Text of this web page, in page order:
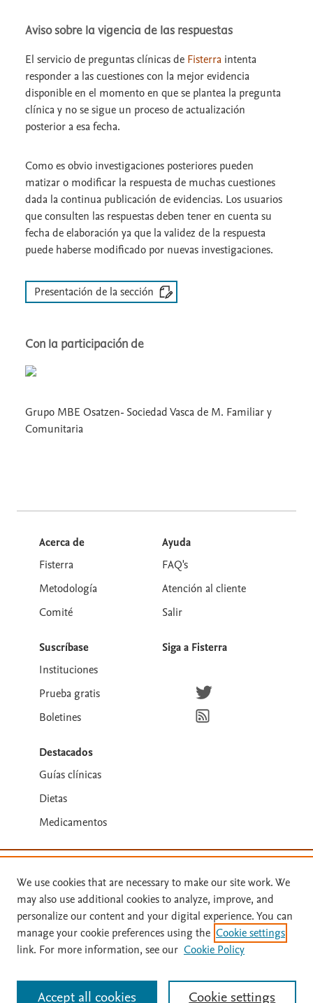
Aviso sobre la vigencia de las respuestas
El servicio de preguntas clínicas de Fisterra intenta
responder a las cuestiones con la mejor evidencia
disponible en el momento en que se plantea la pregunta
clínica y no se sigue un proceso de actualización
posterior a esa fecha.
Como es obvio investigaciones posteriores pueden
matizar o modificar la respuesta de muchas cuestiones
dada la continua publicación de evidencias. Los usuarios
que consulten las respuestas deben tener en cuenta su
fecha de elaboración ya que la validez de la respuesta
puede haberse modificado por nuevas investigaciones.
Presentación de la sección
Con la participación de
Grupo MBE Osatzen- Sociedad Vasca de M. Familiar y
Comunitaria
Acerca de
Fisterra
Metodología
Comité
Suscríbase
Instituciones
Prueba gratis
Boletines
Destacados
Guías clínicas
Dietas
Medicamentos
Ayuda
FAQ's
Atención al cliente
Salir
Siga a Fisterra
Síguenos en Twitter
Suscríbete para recibir
Términos y condiciones
Política de privacidad
We use cookies that are necessary to make our site work. We
may also use additional cookies to analyze, improve, and
personalize our content and your digital experience. You can
manage your cookie preferences using the Cookie settings
link. For more information, see our Cookie Policy
Cookie settings
Accept all cookies